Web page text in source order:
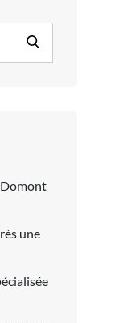
Domont
une